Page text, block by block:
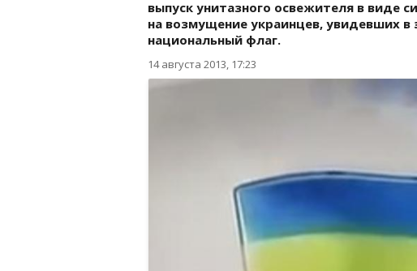
выпуск унитазного освежителя в виде
на возмущение украинцев, увидевших в
национальный флаг.
14 августа 2013, 17:23